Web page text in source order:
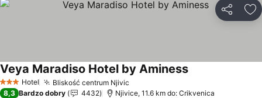
3 Kategoria
Hotel Bliskość centrum Njivic
Veya Maradiso Hotel by AminessWyświetl ceny
8,3 Bardzo dobry 4432 Njivice, 11.6 km do: Crikvenica